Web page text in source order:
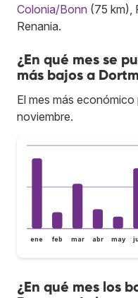
Colonia/Bonn (75 km),
Renania.
¿En qué mes se
más bajos a
El mes más
noviembre.
ene feb mar abr may
¿En qué mes los